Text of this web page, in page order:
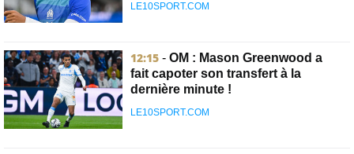
LE10SPORT.COM
12:15 - OM : Mason Greenwood a
fait capoter son transfert à la
dernière minute !
LE10SPORT.COM